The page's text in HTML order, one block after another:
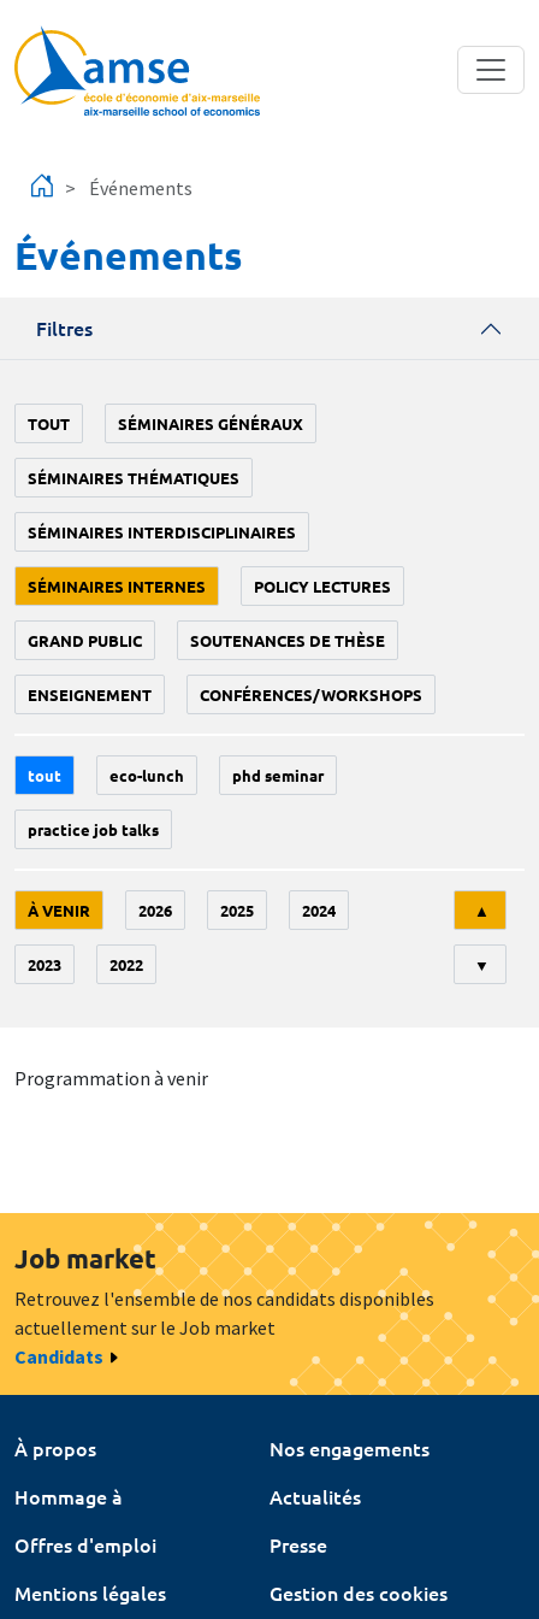
Événements
Événements
Filtres
TOUT SÉMINAIRES GÉNÉRAUX
SÉMINAIRES THÉMATIQUES
SÉMINAIRES INTERDISCIPLINAIRES
SÉMINAIRES INTERNES POLICY LECTURES
GRAND PUBLIC SOUTENANCES DE THÈSE
ENSEIGNEMENT CONFÉRENCES/WORKSHOPS
tout eco-lunch phd seminar
practice job talks
À VENIR 2026 2025 2024
2023 2022
▲
▼
Programmation à venir
Job market
Retrouvez l'ensemble de nos candidats disponibles
actuellement sur le Job market
Candidats
À propos
Nos engagements
Hommage à
Actualités
Offres d'emploi
Presse
Mentions légales
Gestion des cookies